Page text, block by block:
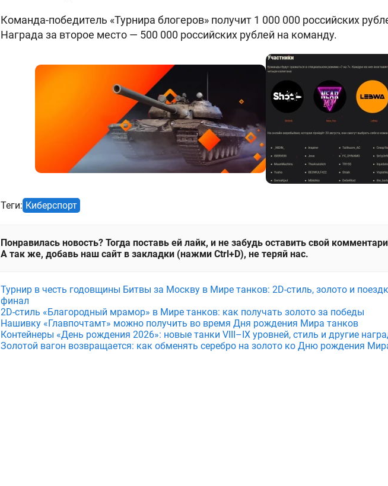
Команда-победитель «Турнира блогеров» получит 1 000 000 российских
Награда за второе место — 500 000 российских рублей на команду.
Теги: Киберспорт
Понравилась новость? Тогда поставь ей лайк, и не забудь оставить свой
А так же, добавь наш сайт в закладки (нажми Ctrl+D), не теряй нас.
Турнир в честь годовщины Битвы за Москву в Мире танков: 2D-стиль, золото и
финал
2D-стиль «Благородный мрамор» в Мире танков: как получать золото за победы
Нашивку «Главпочтамт» можно получить во время Дня рождения Мира танков
Контейнеры «День рождения 2026»: новые танки VIII–IX уровней, стиль и другие
Золотой вагон возвращается: как обменять серебро на золото ко Дню рождения